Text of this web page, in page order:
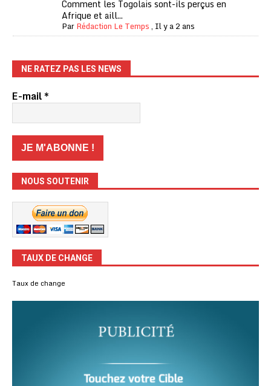
Comment les Togolais sont-ils perçus en
Afrique et aill...
ParRédaction Le Temps, Il y a 2 ans
NE RATEZ PAS LES NEWS
E-mail*
NOUS SOUTENIR
TAUX DE CHANGE
Taux de change